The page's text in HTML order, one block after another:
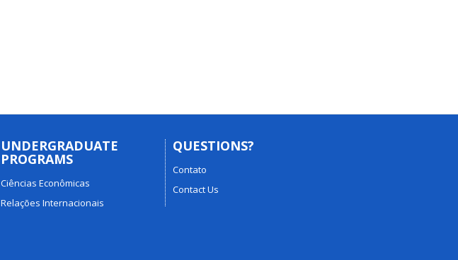
UNDERGRADUATE
PROGRAMS
Ciências Econômicas
Relações Internacionais
QUESTIONS?
Contato
Contact Us